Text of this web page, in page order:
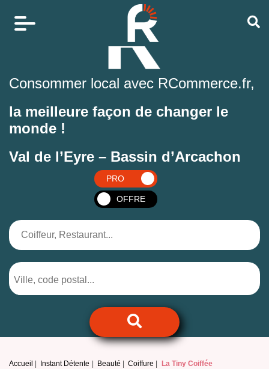
Consommer local avec RCommerce.fr,
la meilleure façon de changer le
monde !
Val de l’Eyre – Bassin d’Arcachon
PRO
OFFRE
Accueil Instant Détente Beauté Coiffure La Tiny Coiffée